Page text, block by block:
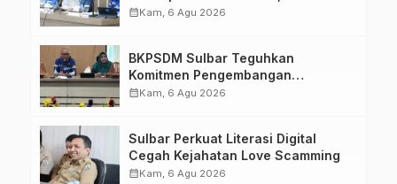
Upacara di Lapangan Ahmad
calendar_monthKam, 6 Agu 2026
BKPSDM Sulbar Teguhkan
Komitmen Pengembangan
Kompetensi ASN melalui
calendar_monthKam, 6 Agu 2026
Sulbar Perkuat Literasi Digital
Cegah Kejahatan Love Scamming
calendar_monthKam, 6 Agu 2026